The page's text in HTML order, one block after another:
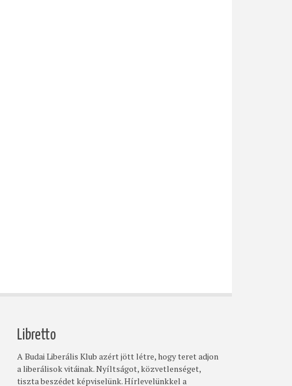
Libretto
A Budai Liberális Klub azért jött létre, hogy teret adjon
a liberálisok vitáinak. Nyíltságot, közvetlenséget,
tiszta beszédet képviselünk. Hírlevelünkkel a